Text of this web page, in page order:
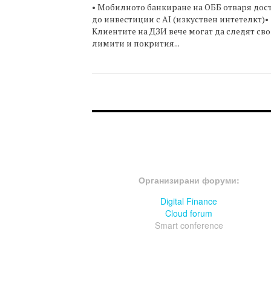
• Мобилното банкиране на ОББ отваря
до инвестиции с AI (изкуствен интетелкт)•
Клиентите на ДЗИ вече могат да следят
лимити и покрития...
Организирани форуми:
Digital Finance
Cloud forum
Smart conference